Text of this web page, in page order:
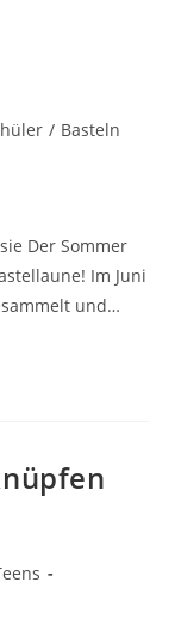
/ Basteln
Der Sommer
Im Juni
und…